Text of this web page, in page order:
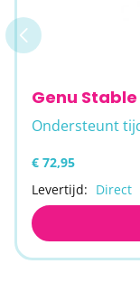
Genu
Ondersteunt
€ 72,95
Levertijd: Direct